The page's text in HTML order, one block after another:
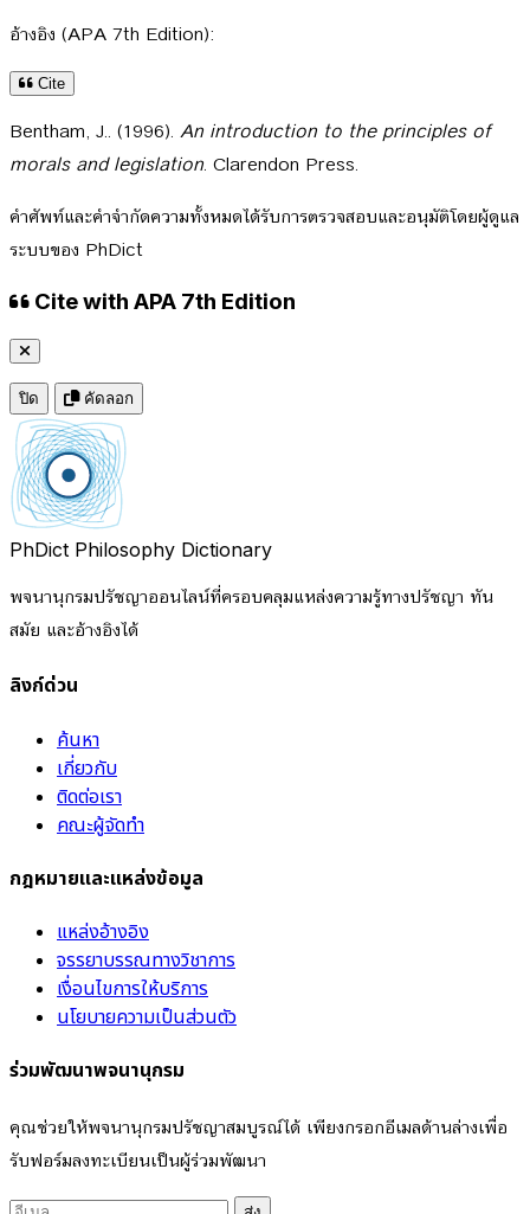
อ้างอิง (APA 7th Edition):
Cite
Bentham, J.. (1996). An introduction to the principles of
morals and legislation. Clarendon Press.
คำศัพท์และคำจำกัดความทั้งหมดได้รับการตรวจสอบและอนุมัติโดยผู้ดูแล
ระบบของ PhDict
Cite with APA 7th Edition
ปิด คัดลอก
PhDict Philosophy Dictionary
พจนานุกรมปรัชญาออนไลน์ที่ครอบคลุมแหล่งความรู้ทางปรัชญา ทัน
สมัย และอ้างอิงได้
ลิงก์ด่วน
ค้นหา
เกี่ยวกับ
ติดต่อเรา
คณะผู้จัดทำ
กฎหมายและแหล่งข้อมูล
แหล่งอ้างอิง
จรรยาบรรณทางวิชาการ
เงื่อนไขการให้บริการ
นโยบายความเป็นส่วนตัว
ร่วมพัฒนาพจนานุกรม
คุณช่วยให้พจนานุกรมปรัชญาสมบูรณ์ได้ เพียงกรอกอีเมลด้านล่างเพื่อ
รับฟอร์มลงทะเบียนเป็นผู้ร่วมพัฒนา